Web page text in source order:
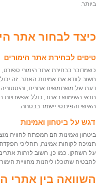
ביותר.
כיצד לבחור אתר
טיפים לבחירת אתר הימורים
כשמדובר בבחירת אתר הימורי
חשוב לוודא את אמינות האתר. זה
דעת של משתמשים אחרים,
תנאי השימוש באתר, כולל אפשרויות
האישי והפיננסי יישמר בבטחה.
דגש על ביטחון ואמינות
ביטחון ואמינות הם המפתח לחוויה
תמיכה לקוחות אמינה, תהליכי
על השחקן. כמו כן, חשוב לזהות
להבטיח שתוכלו ליהנות מחוויית
השוואה בין אתרי